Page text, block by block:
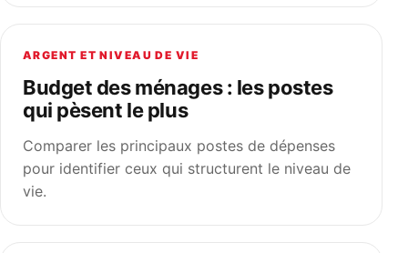
ARGENT ET NIVEAU DE VIE
Budget des ménages : les postes
qui pèsent le plus
Comparer les principaux postes de dépenses
pour identifier ceux qui structurent le niveau de
vie.